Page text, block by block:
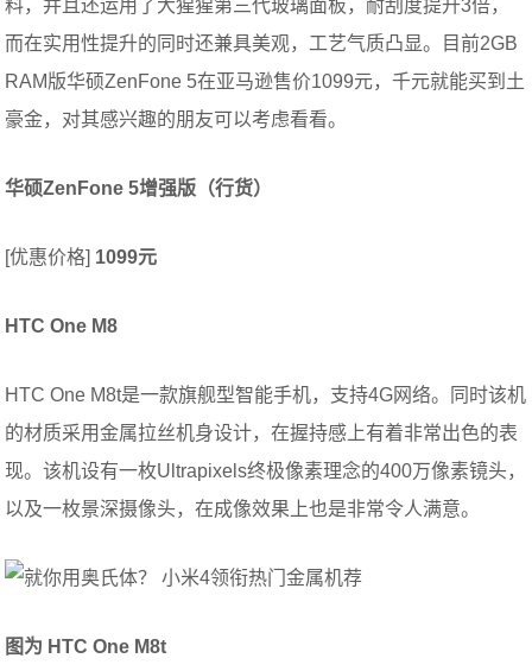
料，并且还运用了大猩猩第三代玻璃面板，耐刮度提升3倍，
而在实用性提升的同时还兼具美观，工艺气质凸显。目前2GB
RAM版华硕ZenFone 5在亚马逊售价1099元，千元就能买到土
豪金，对其感兴趣的朋友可以考虑看看。
华硕ZenFone 5增强版（行货）
[优惠价格] 1099元
HTC One M8
HTC One M8t是一款旗舰型智能手机，支持4G网络。同时该机
的材质采用金属拉丝机身设计，在握持感上有着非常出色的表
现。该机设有一枚Ultrapixels终极像素理念的400万像素镜头，
以及一枚景深摄像头，在成像效果上也是非常令人满意。
图为 HTC One M8t